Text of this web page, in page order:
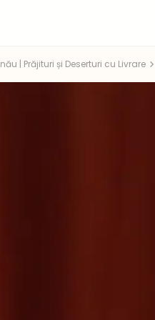
| Prăjituri și Deserturi cu Livrare